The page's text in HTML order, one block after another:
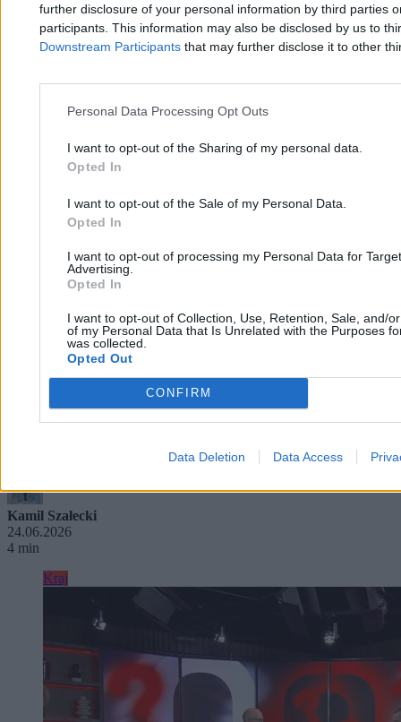
further disclosure of your personal information by third parties
participants. This information may also be disclosed by us to
Downstream Participants that may further disclose it to other
Personal Data Processing Opt Outs
I want to opt-out of the Sharing of my personal data.
Opted In
I want to opt-out of the Sale of my Personal Data.
Opted In
I want to opt-out of processing my Personal Data for
Advertising.
Opted In
I want to opt-out of Collection, Use, Retention, Sale, and/
of my Personal Data that Is Unrelated with the Purposes
was collected.
Opted Out
CONFIRM
Data Deletion Data Access
Kraj
szpitala postrzegają to podobnie”
Kamil Szałecki
24.06.2026
4 min
Kraj